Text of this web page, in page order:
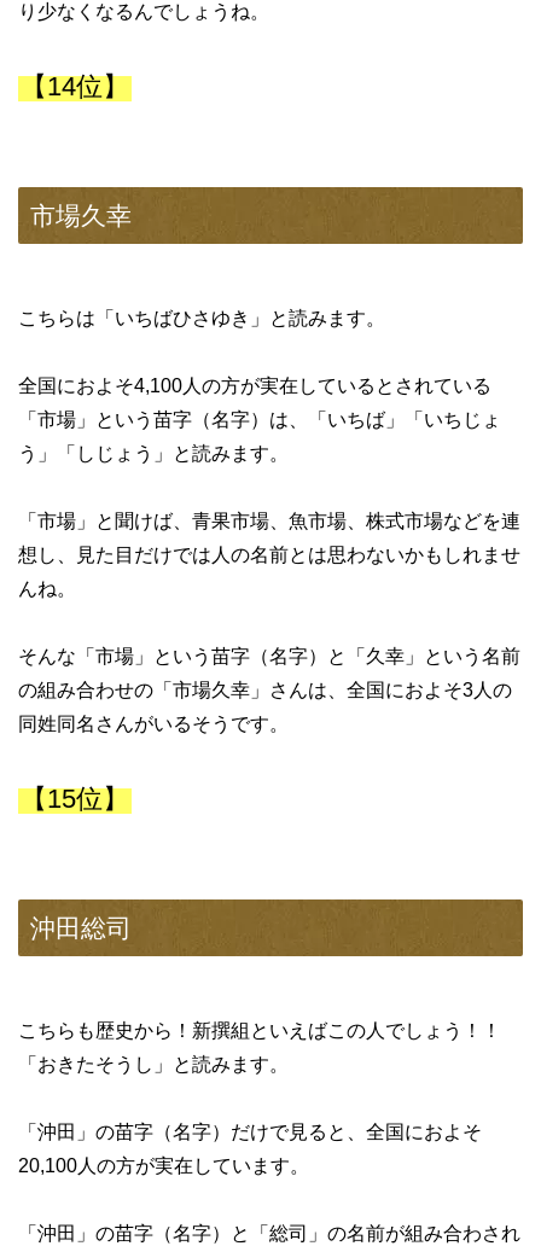
り少なくなるんでしょうね。
【14位】
市場久幸
こちらは「いちばひさゆき」と読みます。
全国におよそ4,100人の方が実在しているとされている
「市場」という苗字（名字）は、「いちば」「いちじょ
う」「しじょう」と読みます。
「市場」と聞けば、青果市場、魚市場、株式市場などを連
想し、見た目だけでは人の名前とは思わないかもしれませ
んね。
そんな「市場」という苗字（名字）と「久幸」という名前
の組み合わせの「市場久幸」さんは、全国におよそ3人の
同姓同名さんがいるそうです。
【15位】
沖田総司
こちらも歴史から！新撰組といえばこの人でしょう！！
「おきたそうし」と読みます。
「沖田」の苗字（名字）だけで見ると、全国におよそ
20,100人の方が実在しています。
「沖田」の苗字（名字）と「総司」の名前が組み合わされ